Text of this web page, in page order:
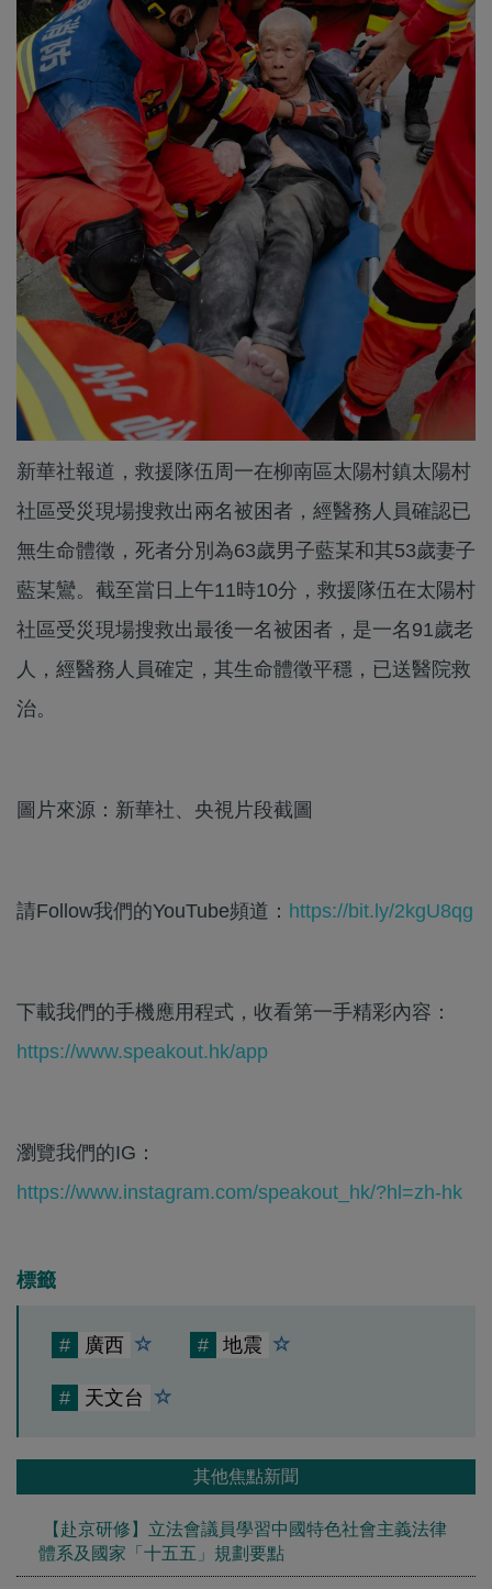
新華社報道，救援隊伍周一在柳南區太陽村鎮太陽村
社區受災現場搜救出兩名被困者，經醫務人員確認已
無生命體徵，死者分別為63歲男子藍某和其53歲妻子
藍某鸞。截至當日上午11時10分，救援隊伍在太陽村
社區受災現場搜救出最後一名被困者，是一名91歲老
人，經醫務人員確定，其生命體徵平穩，已送醫院救
治。
圖片來源：新華社、央視片段截圖
請Follow我們的YouTube頻道： https://bit.ly/2kgU8qg
下載我們的手機應用程式，收看第一手精彩內容：
https://www.speakout.hk/app
瀏覽我們的IG：
https://www.instagram.com/speakout_hk/?hl=zh-hk
標籤
# 廣西 # 地震
# 天文台
其他焦點新聞
【赴京研修】立法會議員學習中國特色社會主義法律
體系及國家「十五五」規劃要點